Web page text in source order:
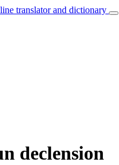
translator and dictionary
declension